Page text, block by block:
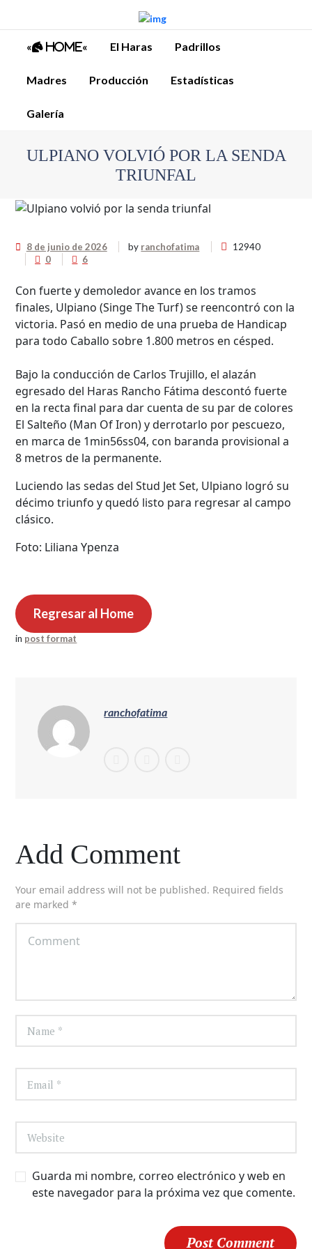
« Home« El Haras Padrillos
Madres Producción Estadísticas
Galería
ULPIANO VOLVIÓ POR LA SENDA
TRIUNFAL
8 de junio de 2026 by ranchofatima
12940
0
6
Con fuerte y demoledor avance en los tramos
finales, Ulpiano (Singe The Turf) se reencontró con la
victoria. Pasó en medio de una prueba de Handicap
para todo Caballo sobre 1.800 metros en césped.
Bajo la conducción de Carlos Trujillo, el alazán
egresado del Haras Rancho Fátima descontó fuerte
en la recta final para dar cuenta de su par de colores
El Salteño (Man Of Iron) y derrotarlo por pescuezo,
en marca de 1min56ss04, con baranda provisional a
8 metros de la permanente.
Luciendo las sedas del Stud Jet Set, Ulpiano logró su
décimo triunfo y quedó listo para regresar al campo
clásico.
Foto: Liliana Ypenza
Regresar al Home
in post format
ranchofatima
Add Comment
Your email address will not be published. Required fields
are marked *
Guarda mi nombre, correo electrónico y web en
este navegador para la próxima vez que comente.